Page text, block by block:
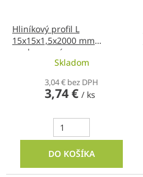
d
u
Hliníkový profil L
15x15x1,5x2000 mm
neeloxovaný
Skladom
3,04 € bez DPH
3,74 € / ks
DO KOŠÍKA